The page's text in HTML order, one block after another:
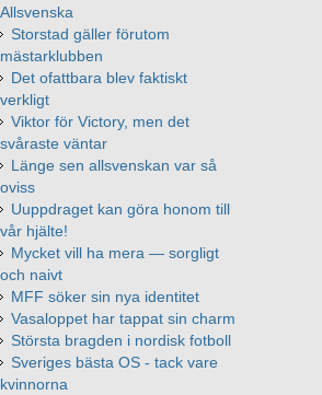
Allsvenska
Storstad gäller förutom
mästarklubben
Det ofattbara blev faktiskt
verkligt
Viktor för Victory, men det
svåraste väntar
Länge sen allsvenskan var så
oviss
Uuppdraget kan göra honom till
vår hjälte!
Mycket vill ha mera — sorgligt
och naivt
MFF söker sin nya identitet
Vasaloppet har tappat sin charm
Största bragden i nordisk fotboll
Sveriges bästa OS - tack vare
kvinnorna